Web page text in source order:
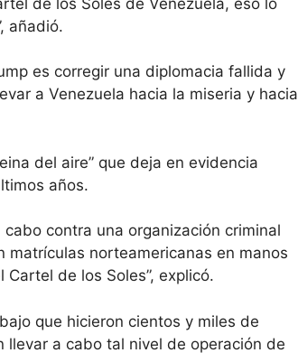
añadió.
es corregir una diplomacia fallida y
a Venezuela hacia la miseria y hacia
del aire” que deja en evidencia
años.
contra una organización criminal
norteamericanas en manos
de los Soles”, explicó.
que hicieron cientos y miles de
a cabo tal nivel de operación de